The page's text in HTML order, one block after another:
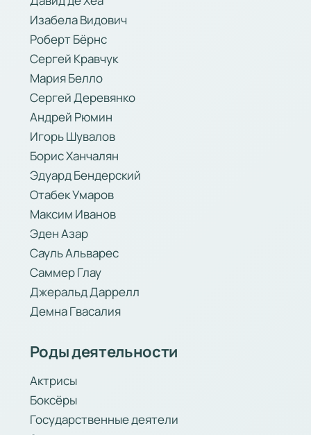
Изабела Видович
Роберт Бёрнс
Сергей Кравчук
Мария Белло
Сергей Деревянко
Андрей Рюмин
Игорь Шувалов
Борис Ханчалян
Эдуард Бендерский
Отабек Умаров
Максим Иванов
Эден Азар
Сауль Альварес
Саммер Глау
Джеральд Даррелл
Демна Гвасалия
Роды деятельности
Актрисы
Боксёры
Государственные деятели